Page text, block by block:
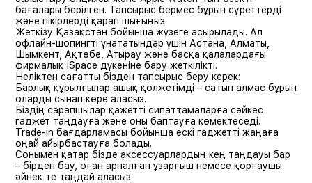
бағалары берілген. Тапсырыс бермес бұрын суреттерді
және пікірлерді қарап шығыңыз.
Жеткізу Қазақстан бойынша жүзеге асырылады. Ал
офлайн-шопингті ұнататындар үшін Астана, Алматы,
Шымкент, Ақтөбе, Атырау және басқа қалалардағы
фирмалық iSpace дүкеніне бару жеткілікті.
Неліктен сағатты бізден тапсырыс беру керек:
Барлық құрылғылар ашық қолжетімді – сатып алмас бұрын
оларды сынап көре аласыз.
Біздің сарапшылар қажетті сипаттамаларға сәйкес
гаджет таңдауға және оны баптауға көмектеседі.
Trade-in бағдарламасы бойынша ескі гаджетті жаңаға
оңай айырбастауға болады.
Сонымен қатар бізде аксессуарлардың кең таңдауы бар
– бірден бау, оған арналған ұзарғыш немесе қорғаушы
әйнек те таңдай аласыз.